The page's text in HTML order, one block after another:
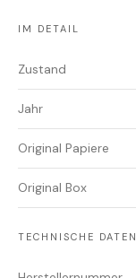
IM DETAIL
Zustand
Jahr
Original Papiere
Original Box
TECHNISCHE DATEN